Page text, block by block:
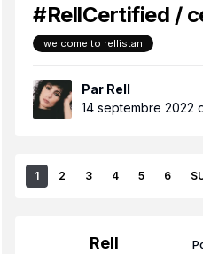
#RellCertified /
welcome to rellistan
Par Rell
14 septembre 2022
1 2 3 4 5 6
Rell